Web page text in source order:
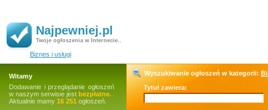
Najpewniej.pl
Twoje ogłoszenia w Internecie..
Biznes i usługi
Witamy
Dodawanie i przeglądanie ogłoszeń
w naszym serwisie jest bezpłatne.
Aktualnie mamy 16 251 ogłoszeń.
Wyszukiwanie ogłoszeń w kategorii:
Tytuł zawiera: